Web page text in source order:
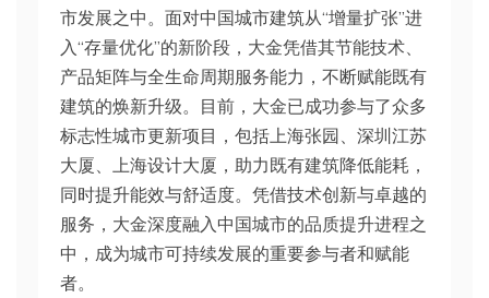
市发展之中。面对中国城市建筑从“增量扩张”进
入“存量优化”的新阶段，大金凭借其节能技术、
产品矩阵与全生命周期服务能力，不断赋能既有
建筑的焕新升级。目前，大金已成功参与了众多
标志性城市更新项目，包括上海张园、深圳江苏
大厦、上海设计大厦，助力既有建筑降低能耗，
同时提升能效与舒适度。凭借技术创新与卓越的
服务，大金深度融入中国城市的品质提升进程之
中，成为城市可持续发展的重要参与者和赋能
者。